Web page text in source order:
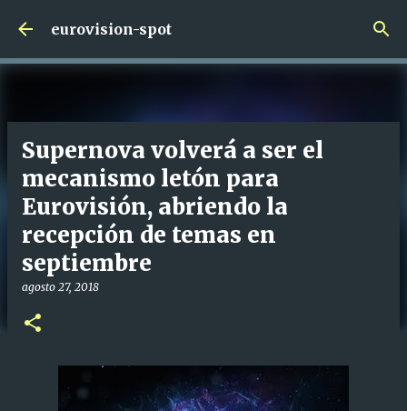
Ir al contenido principal
eurovision-spot
Supernova volverá a ser el
mecanismo letón para
Eurovisión, abriendo la
recepción de temas en
septiembre
agosto 27, 2018